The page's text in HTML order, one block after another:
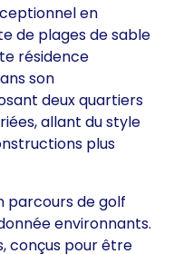
en
de plages de sable
résidence
son
deux quartiers
allant du style
plus
parcours de golf
environnants.
conçus pour être